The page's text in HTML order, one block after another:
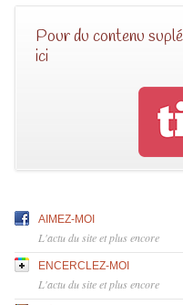
Pour du contenu
ici
AIMEZ-MOI
L'actu du site et plus encore
ENCERCLEZ-MOI
L'actu du site et plus encore